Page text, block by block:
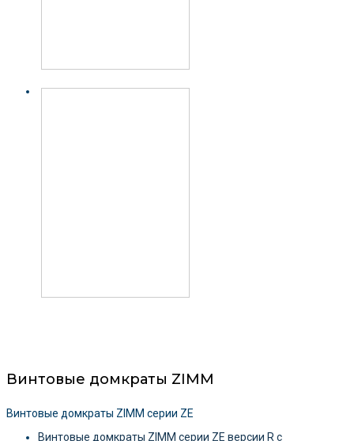
Винтовые домкраты ZIMM
Винтовые домкраты ZIMM серии ZE
Винтовые домкраты ZIMM серии ZE версии R c